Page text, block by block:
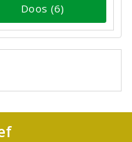
Doos (6)